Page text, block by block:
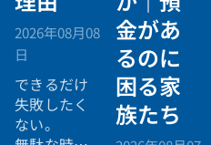
2026年08月08
日
できるだけ
失敗したく
ない。
金があ
るのに
困る家
族たち